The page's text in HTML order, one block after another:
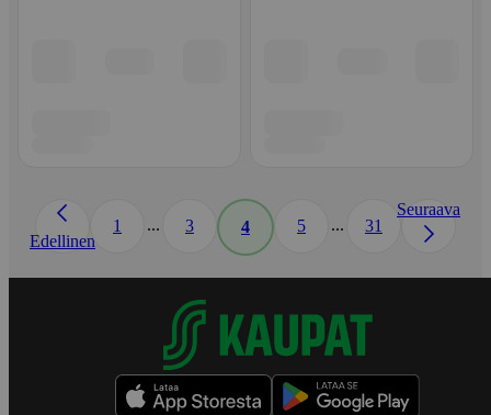
Edellinen
1 ... 3 4 5 ... 31
Seuraava